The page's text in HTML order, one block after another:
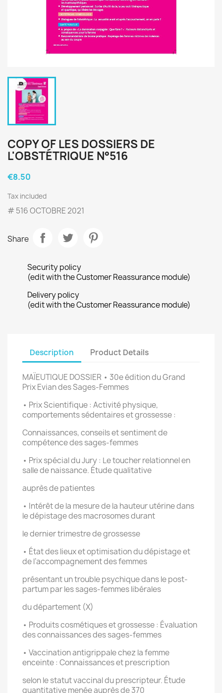
COPY OF LES DOSSIERS DE
L'OBSTÉTRIQUE N°516
€8.50
Tax included
# 516 OCTOBRE 2021
Share
Security policy
(edit with the Customer Reassurance module)
Delivery policy
(edit with the Customer Reassurance module)
Description Product Details
MAÏEUTIQUE DOSSIER • 30e édition du Grand
Prix Evian des Sages-Femmes
• Prix Scientifique : Activité physique,
comportements sédentaires et grossesse :
Connaissances, conseils et sentiment de
compétence des sages-femmes
• Prix spécial du Jury : Le toucher relationnel en
salle de naissance. Étude qualitative
auprès de patientes
• Intérêt de la mesure de la hauteur utérine dans
le dépistage des macrosomes durant
le dernier trimestre de grossesse
• État des lieux et optimisation du dépistage et
de l’accompagnement des femmes
présentant un trouble psychique dans le post-
partum par les sages-femmes libérales
du département (X)
• Produits cosmétiques et grossesse : Évaluation
des connaissances des sages-femmes
• Vaccination antigrippale chez la femme
enceinte : Connaissances et prescription
selon le statut vaccinal du prescripteur. Étude
quantitative menée auprès de 370